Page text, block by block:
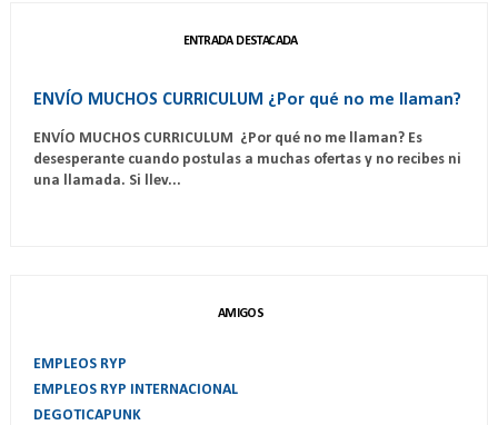
ENTRADA DESTACADA
ENVÍO MUCHOS CURRICULUM ¿Por qué no me llaman?
ENVÍO MUCHOS CURRICULUM ¿Por qué no me llaman? Es
desesperante cuando postulas a muchas ofertas y no recibes ni
una llamada. Si llev...
AMIGOS
EMPLEOS RYP
EMPLEOS RYP INTERNACIONAL
DEGOTICAPUNK